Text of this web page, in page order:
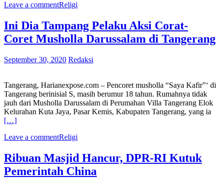
Leave a commentReligi
Ini Dia Tampang Pelaku Aksi Corat-
Coret Musholla Darussalam di Tangerang
September 30, 2020 Redaksi
Tangerang, Harianexpose.com – Pencoret musholla “Saya Kafir”‘ di
Tangerang berinisial S, masih berumur 18 tahun. Rumahnya tidak
jauh dari Musholla Darussalam di Perumahan Villa Tangerang Elok
Kelurahan Kuta Jaya, Pasar Kemis, Kabupaten Tangerang, yang ia
[…]
Leave a commentReligi
Ribuan Masjid Hancur, DPR-RI Kutuk
Pemerintah China